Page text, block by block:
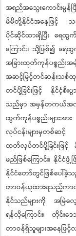
အရည်အသွေးကောင်းမွန်ပ
မိမိတို့နိုင်ငံအနေဖြင့် သဘ
ပိုင်ဆိုင်ထားရှိပြီး ရေထွ
ကြောင်း၊ သို့ဖြစ်၍ ရေထွ
အခြားထုတ်ကုန်ပစ္စည်
အဆင့်မြှင့်တင်ဆန်းသစ်
တင်ပို့ခြင်းဖြင့် နိုင်ငံ့စီ
သည်မှာ အမှန်တကယ်အလုပ်
ထွက်ကုန်ပစ္စည်းများအ
လုပ်ငန်းများမှတစ်ဆ
ထုတ်လုပ်တင်ပို့ခြင်းဖြင့် နို
မည်ဖြစ်ကြောင်း၊ နို
နိုင်ငံတော်တွင်ဖြစ်ပေါ်ခဲ့
တာဝန်ယူထားရသည့်ကာ
နိုင်သည်များကို အမြဲလ
ရန်လိုကြောင်း၊ တိုင်းဒ
တာဝန်ရှိသူများအန